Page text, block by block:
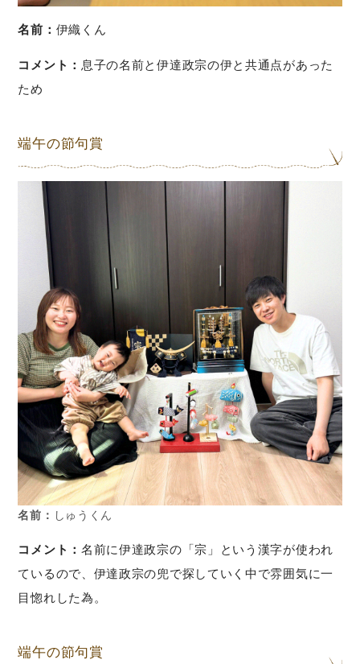
名前： 伊織くん
コメント： 息子の名前と伊達政宗の伊と共通点があった
ため
端午の節句賞
名前： しゅうくん
コメント： 名前に伊達政宗の「宗」という漢字が使われ
ているので、伊達政宗の兜で探していく中で雰囲気に一
目惚れした為。
端午の節句賞